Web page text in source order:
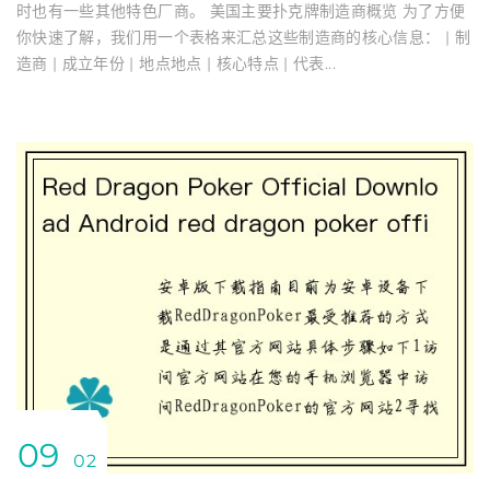
时也有一些其他特色厂商。 美国主要扑克牌制造商概览 为了方便
你快速了解，我们用一个表格来汇总这些制造商的核心信息： | 制
造商 | 成立年份 | 地点地点 | 核心特点 | 代表...
09 02